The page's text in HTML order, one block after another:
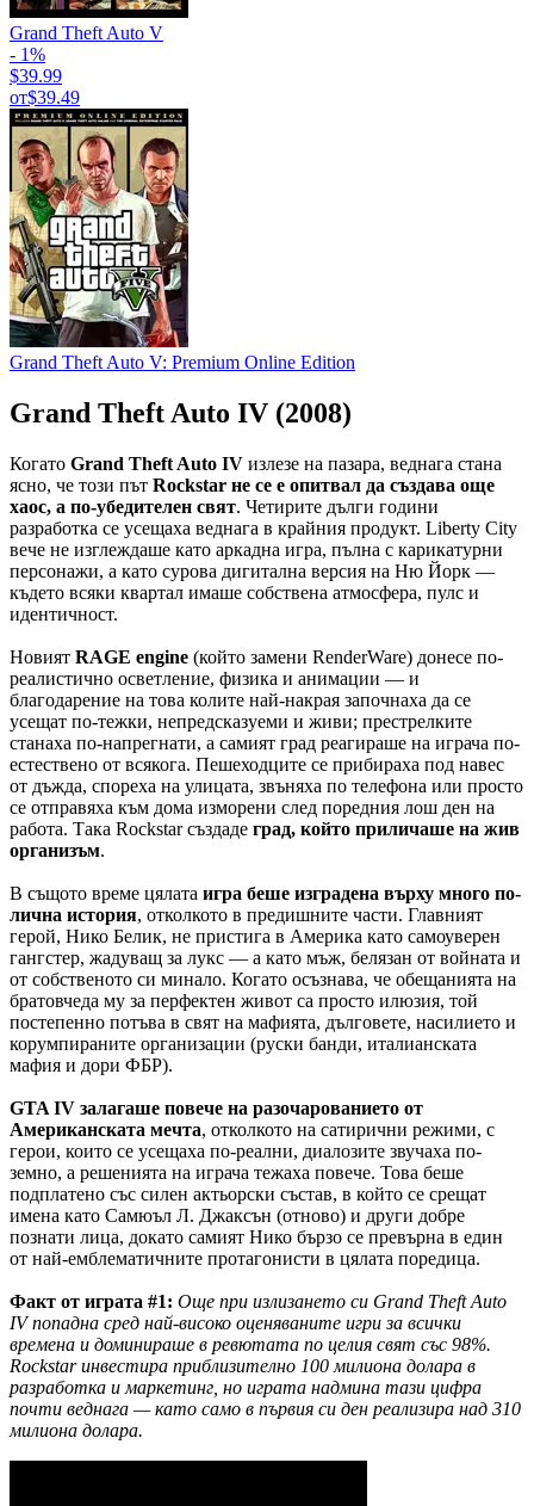
Grand Theft Auto V
- 1%
$39.99
от$39.49
Grand Theft Auto V: Premium Online Edition
Grand Theft Auto IV (2008)
Когато Grand Theft Auto IV излезе на пазара, веднага стана
ясно, че този път Rockstar не се е опитвал да създава още
хаос, а по-убедителен свят. Четирите дълги години
разработка се усещаха веднага в крайния продукт. Liberty City
вече не изглеждаше като аркадна игра, пълна с карикатурни
персонажи, а като сурова дигитална версия на Ню Йорк —
където всяки квартал имаше собствена атмосфера, пулс и
идентичност.
Новият RAGE engine (който замени RenderWare) донесе по-
реалистично осветление, физика и анимации — и
благодарение на това колите най-накрая започнаха да се
усещат по-тежки, непредсказуеми и живи; престрелките
станаха по-напрегнати, а самият град реагираше на играча по-
естествено от всякога. Пешеходците се прибираха под навес
от дъжда, спореха на улицата, звъняха по телефона или просто
се отправяха към дома изморени след поредния лош ден на
работа. Така Rockstar създаде град, който приличаше на жив
организъм.
В същото време цялата игра беше изградена върху много по-
лична история, отколкото в предишните части. Главният
герой, Нико Белик, не пристига в Америка като самоуверен
гангстер, жадуващ за лукс — а като мъж, белязан от войната и
от собственото си минало. Когато осъзнава, че обещанията на
братовчеда му за перфектен живот са просто илюзия, той
постепенно потъва в свят на мафията, дълговете, насилието и
корумпираните организации (руски банди, италианската
мафия и дори ФБР).
GTA IV залагаше повече на разочарованието от
Американската мечта, отколкото на сатирични режими, с
герои, които се усещаха по-реални, диалозите звучаха по-
земно, а решенията на играча тежаха повече. Това беше
подплатено със силен актьорски състав, в който се срещат
имена като Самюъл Л. Джаксън (отново) и други добре
познати лица, докато самият Нико бързо се превърна в един
от най-емблематичните протагонисти в цялата поредица.
Факт от играта #1: Още при излизането си Grand Theft Auto
IV попадна сред най-високо оценяваните игри за всички
времена и доминираше в ревютата по целия свят със 98%.
Rockstar инвестира приблизително 100 милиона долара в
разработка и маркетинг, но играта надмина тази цифра
почти веднага — като само в първия си ден реализира над 310
милиона долара.